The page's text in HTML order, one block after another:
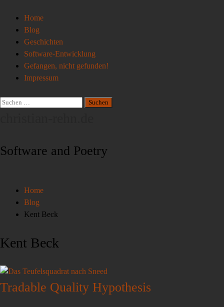
Home
Blog
Geschichten
Software-Entwicklung
Gefangen, nicht gefunden!
Impressum
Software and Poetry
Home
Blog
Kent Beck
Kent Beck
Tradable Quality Hypothesis